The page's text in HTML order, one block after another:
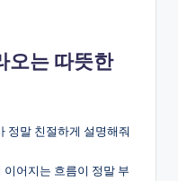
오는 따뜻한
정말 친절하게 설명해줘
이어지는 흐름이 정말 부